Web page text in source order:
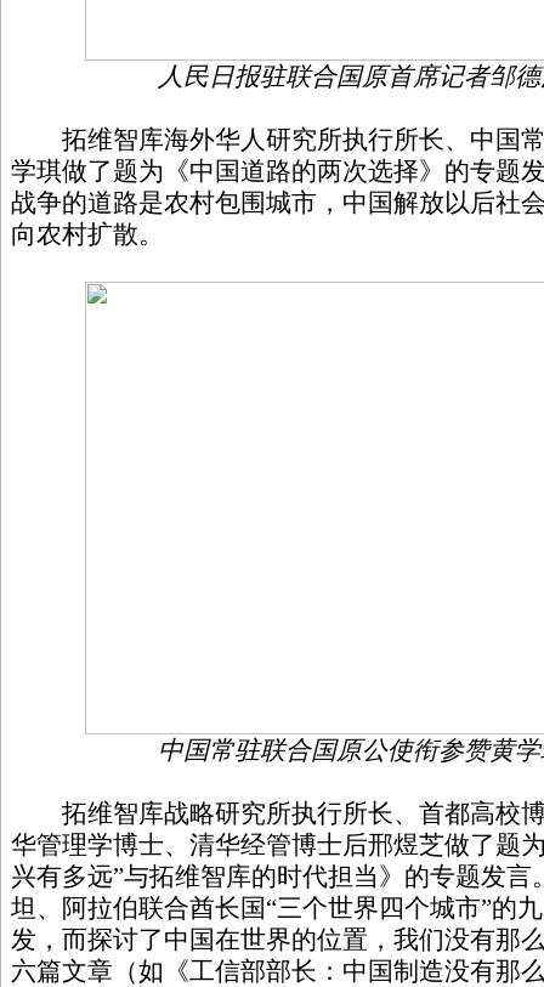
人民日报驻联合国原首席记者邹
拓维智库海外华人研究所执行所长、中国
学琪做了题为《中国道路的两次选择》的专题
战争的道路是农村包围城市，中国解放以后社
向农村扩散。
中国常驻联合国原公使衔参赞黄
拓维智库战略研究所执行所长、首都高校
华管理学博士、清华经管博士后邢煜芝做了题
兴有多远”与拓维智库的时代担当》的专题发
坦、阿拉伯联合酋长国“三个世界四个城市”的
发，而探讨了中国在世界的位置，我们没有那
六篇文章（如《工信部部长：中国制造没有那